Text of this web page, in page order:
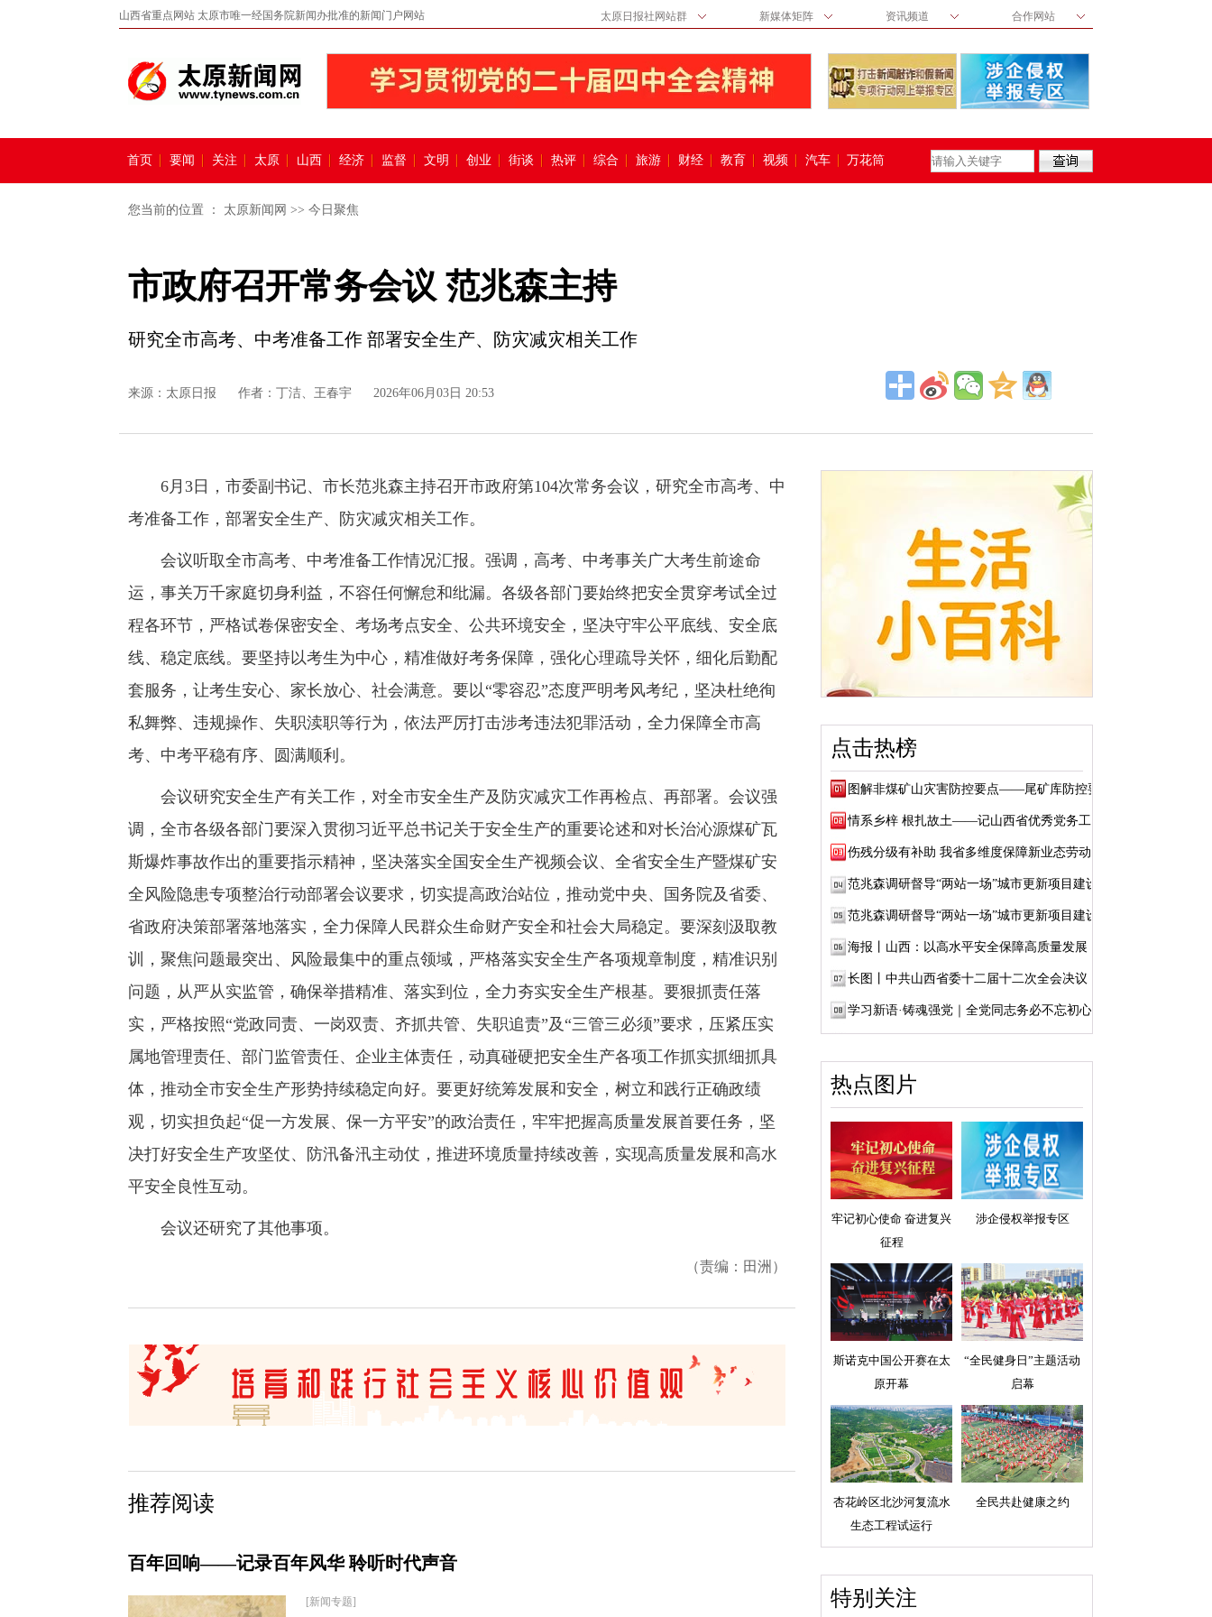
山西省重点网站 太原市唯一经国务院新闻办批准的新闻门户网站 太原日报社网站群 新媒体矩阵 资讯频道 合作网站
首页 要闻 关注 太原 山西 经济 监督 文明 创业 街谈 热评 综合 旅游 财经 教育 视频 汽车 万花筒
您当前的位置 ： 太原新闻网 >> 今日聚焦
市政府召开常务会议 范兆森主持
研究全市高考、中考准备工作 部署安全生产、防灾减灾相关工作
来源： 太原日报 作者：丁洁、王春宇 2026年06月03日 20:53
6月3日，市委副书记、市长范兆森主持召开市政府第104次常务会议，研究全市高考、中
考准备工作，部署安全生产、防灾减灾相关工作。
会议听取全市高考、中考准备工作情况汇报。强调，高考、中考事关广大考生前途命
运，事关万千家庭切身利益，不容任何懈怠和纰漏。各级各部门要始终把安全贯穿考试全过
程各环节，严格试卷保密安全、考场考点安全、公共环境安全，坚决守牢公平底线、安全底
线、稳定底线。要坚持以考生为中心，精准做好考务保障，强化心理疏导关怀，细化后勤配
套服务，让考生安心、家长放心、社会满意。要以“零容忍”态度严明考风考纪，坚决杜绝徇
私舞弊、违规操作、失职渎职等行为，依法严厉打击涉考违法犯罪活动，全力保障全市高
考、中考平稳有序、圆满顺利。
会议研究安全生产有关工作，对全市安全生产及防灾减灾工作再检点、再部署。会议强
调，全市各级各部门要深入贯彻习近平总书记关于安全生产的重要论述和对长治沁源煤矿瓦
斯爆炸事故作出的重要指示精神，坚决落实全国安全生产视频会议、全省安全生产暨煤矿安
全风险隐患专项整治行动部署会议要求，切实提高政治站位，推动党中央、国务院及省委、
省政府决策部署落地落实，全力保障人民群众生命财产安全和社会大局稳定。要深刻汲取教
训，聚焦问题最突出、风险最集中的重点领域，严格落实安全生产各项规章制度，精准识别
问题，从严从实监管，确保举措精准、落实到位，全力夯实安全生产根基。要狠抓责任落
实，严格按照“党政同责、一岗双责、齐抓共管、失职追责”及“三管三必须”要求，压紧压实
属地管理责任、部门监管责任、企业主体责任，动真碰硬把安全生产各项工作抓实抓细抓具
体，推动全市安全生产形势持续稳定向好。要更好统筹发展和安全，树立和践行正确政绩
观，切实担负起“促一方发展、保一方平安”的政治责任，牢牢把握高质量发展首要任务，坚
决打好安全生产攻坚仗、防汛备汛主动仗，推进环境质量持续改善，实现高质量发展和高水
平安全良性互动。
会议还研究了其他事项。
（责编：田洲）
推荐阅读
百年回响——记录百年风华 聆听时代声音
[新闻专题]
点击热榜
图解非煤矿山灾害防控要点——尾矿库防控要点
情系乡梓 根扎故土——记山西省优秀党务工作...
伤残分级有补助 我省多维度保障新业态劳动者...
范兆森调研督导“两站一场”城市更新项目建设
范兆森调研督导“两站一场”城市更新项目建设
海报丨山西：以高水平安全保障高质量发展
长图丨中共山西省委十二届十二次全会决议
学习新语·铸魂强党｜全党同志务必不忘初心、...
热点图片
牢记初心使命 奋进复兴
征程
涉企侵权举报专区
斯诺克中国公开赛在太
原开幕
“全民健身日”主题活动
启幕
杏花岭区北沙河复流水
生态工程试运行
全民共赴健康之约
特别关注